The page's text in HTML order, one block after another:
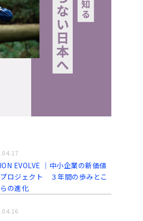
EVOLVE │中小企業の新価値
ロジェクト ３年間の歩みとこ
の進化